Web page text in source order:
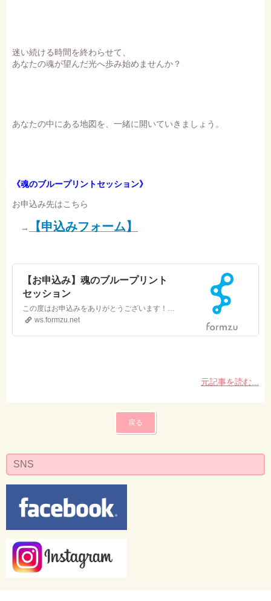
迷い続ける時間を終わらせて、
あなたの魂が望んだ光へ歩み始めませんか？
あなたの中にある地図を、一緒に開いていきましょう。
《魂のブループリントセッション》
お申込み先はこちら
→ 【申込みフォーム】
【お申込み】魂のブループリント
セッション
ws.formzu.net
元記事を読む...
戻る
SNS